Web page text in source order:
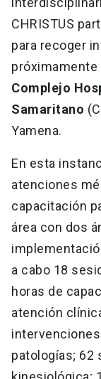
CHRISTUS
para recoger
próximamente
Complejo
Samaritano
Yamena.
En esta
atenciones
capacitación
área con dos
a cabo 18
horas de
atención
patologías; 62